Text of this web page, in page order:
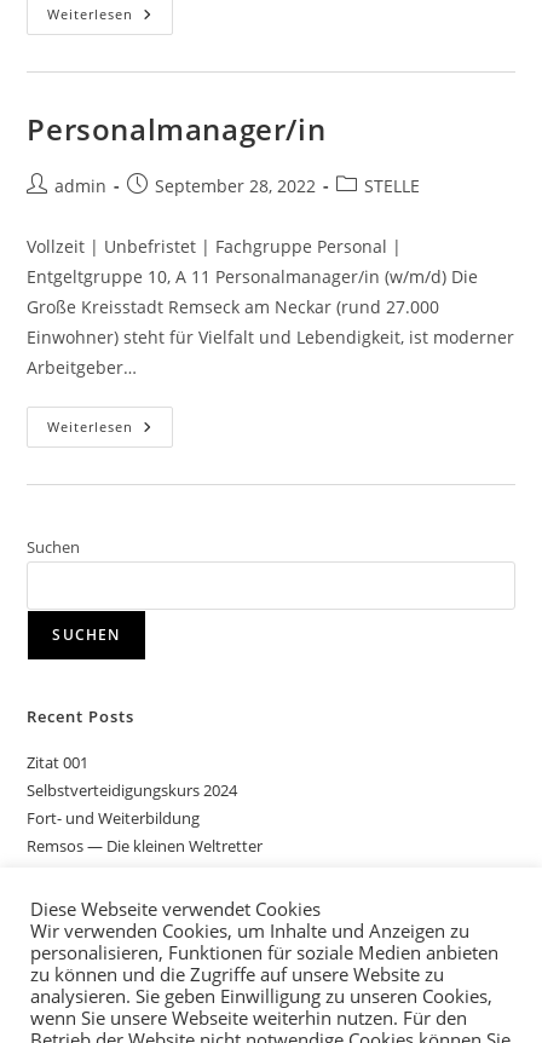
Weiterlesen
Personalmanager/in
admin September 28, 2022 STELLE
Vollzeit | Unbefristet | Fachgruppe Personal |
Entgeltgruppe 10, A 11 Personalmanager/in (w/m/d) Die
Große Kreisstadt Remseck am Neckar (rund 27.000
Einwohner) steht für Vielfalt und Lebendigkeit, ist moderner
Arbeitgeber…
Weiterlesen
Suchen
SUCHEN
Recent Posts
Zitat 001
Selbstverteidigungskurs 2024
Fort- und Weiterbildung
Remsos — Die kleinen Weltretter
Recent Comments
Es sind keine Kommentare vorhanden.
Diese Webseite verwendet Cookies
Wir verwenden Cookies, um Inhalte und Anzeigen zu
personalisieren, Funktionen für soziale Medien anbieten
zu können und die Zugriffe auf unsere Website zu
analysieren. Sie geben Einwilligung zu unseren Cookies,
wenn Sie unsere Webseite weiterhin nutzen. Für den